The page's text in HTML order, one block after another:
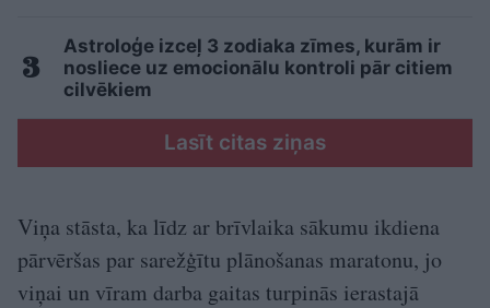
Astroloģe izceļ 3 zodiaka zīmes, kurām ir
nosliece uz emocionālu kontroli pār citiem
cilvēkiem
Lasīt citas ziņas
Viņa stāsta, ka līdz ar brīvlaika sākumu ikdiena
pārvēršas par sarežģītu plānošanas maratonu, jo
viņai un vīram darba gaitas turpinās ierastajā